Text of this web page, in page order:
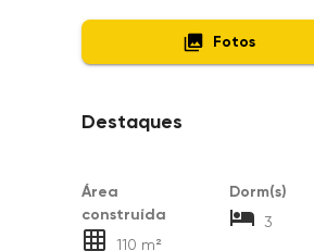
Fotos
Destaques
Área
construída
110 m²
Dorm(s)
3